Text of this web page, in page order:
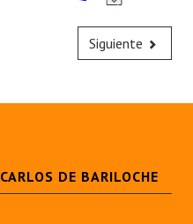
Siguiente
DE BARILOCHE